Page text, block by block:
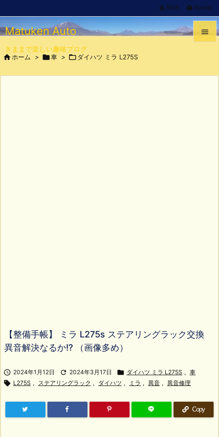
Matuken Auto
きままで楽しい趣味ブログ


 RSS Feedly
ホーム > 車 > ダイハツ ミラ L275S
【整備手帳】 ミラ L275s ステアリングラック交換
異音解決なるか!? （画像多め）
 2024年1月12日  2024年3月17日  ダイハツ ミラ L275S , 車
 L275S , ステアリングラック , ダイハツ , ミラ , 異音 , 異音修理
Copy